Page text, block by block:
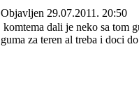
Objavljen 29.07.2011. 20:50
komtema dali je neko sa tom
guma za teren al treba i doci